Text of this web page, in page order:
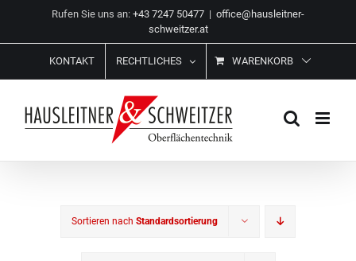
springen
Rufen Sie uns an: +43 7247 50477 | office@hausleitner-
schweitzer.at
KONTAKT RECHTLICHES WARENKORB
Sortieren nach Standardsortierung